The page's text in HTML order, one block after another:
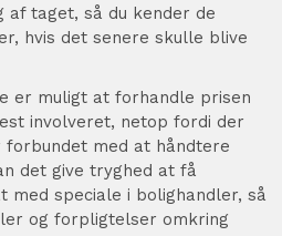
af taget, så du kender de
hvis det senere skulle blive
er muligt at forhandle prisen
involveret, netop fordi der
med at håndtere
det give tryghed at få
med speciale i bolighandler, så
og forpligtelser omkring